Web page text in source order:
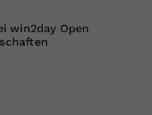
win2day Open